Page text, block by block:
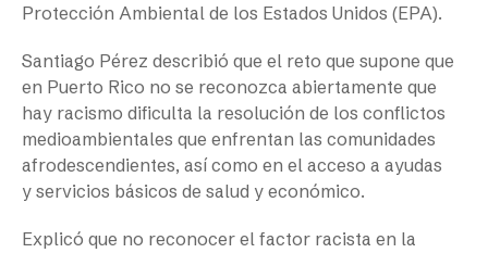
Protección Ambiental de los Estados Unidos (EPA).
Santiago Pérez describió que el reto que supone que
en Puerto Rico no se reconozca abiertamente que
hay racismo dificulta la resolución de los conflictos
medioambientales que enfrentan las comunidades
afrodescendientes, así como en el acceso a ayudas
y servicios básicos de salud y económico.
Explicó que no reconocer el factor racista en la